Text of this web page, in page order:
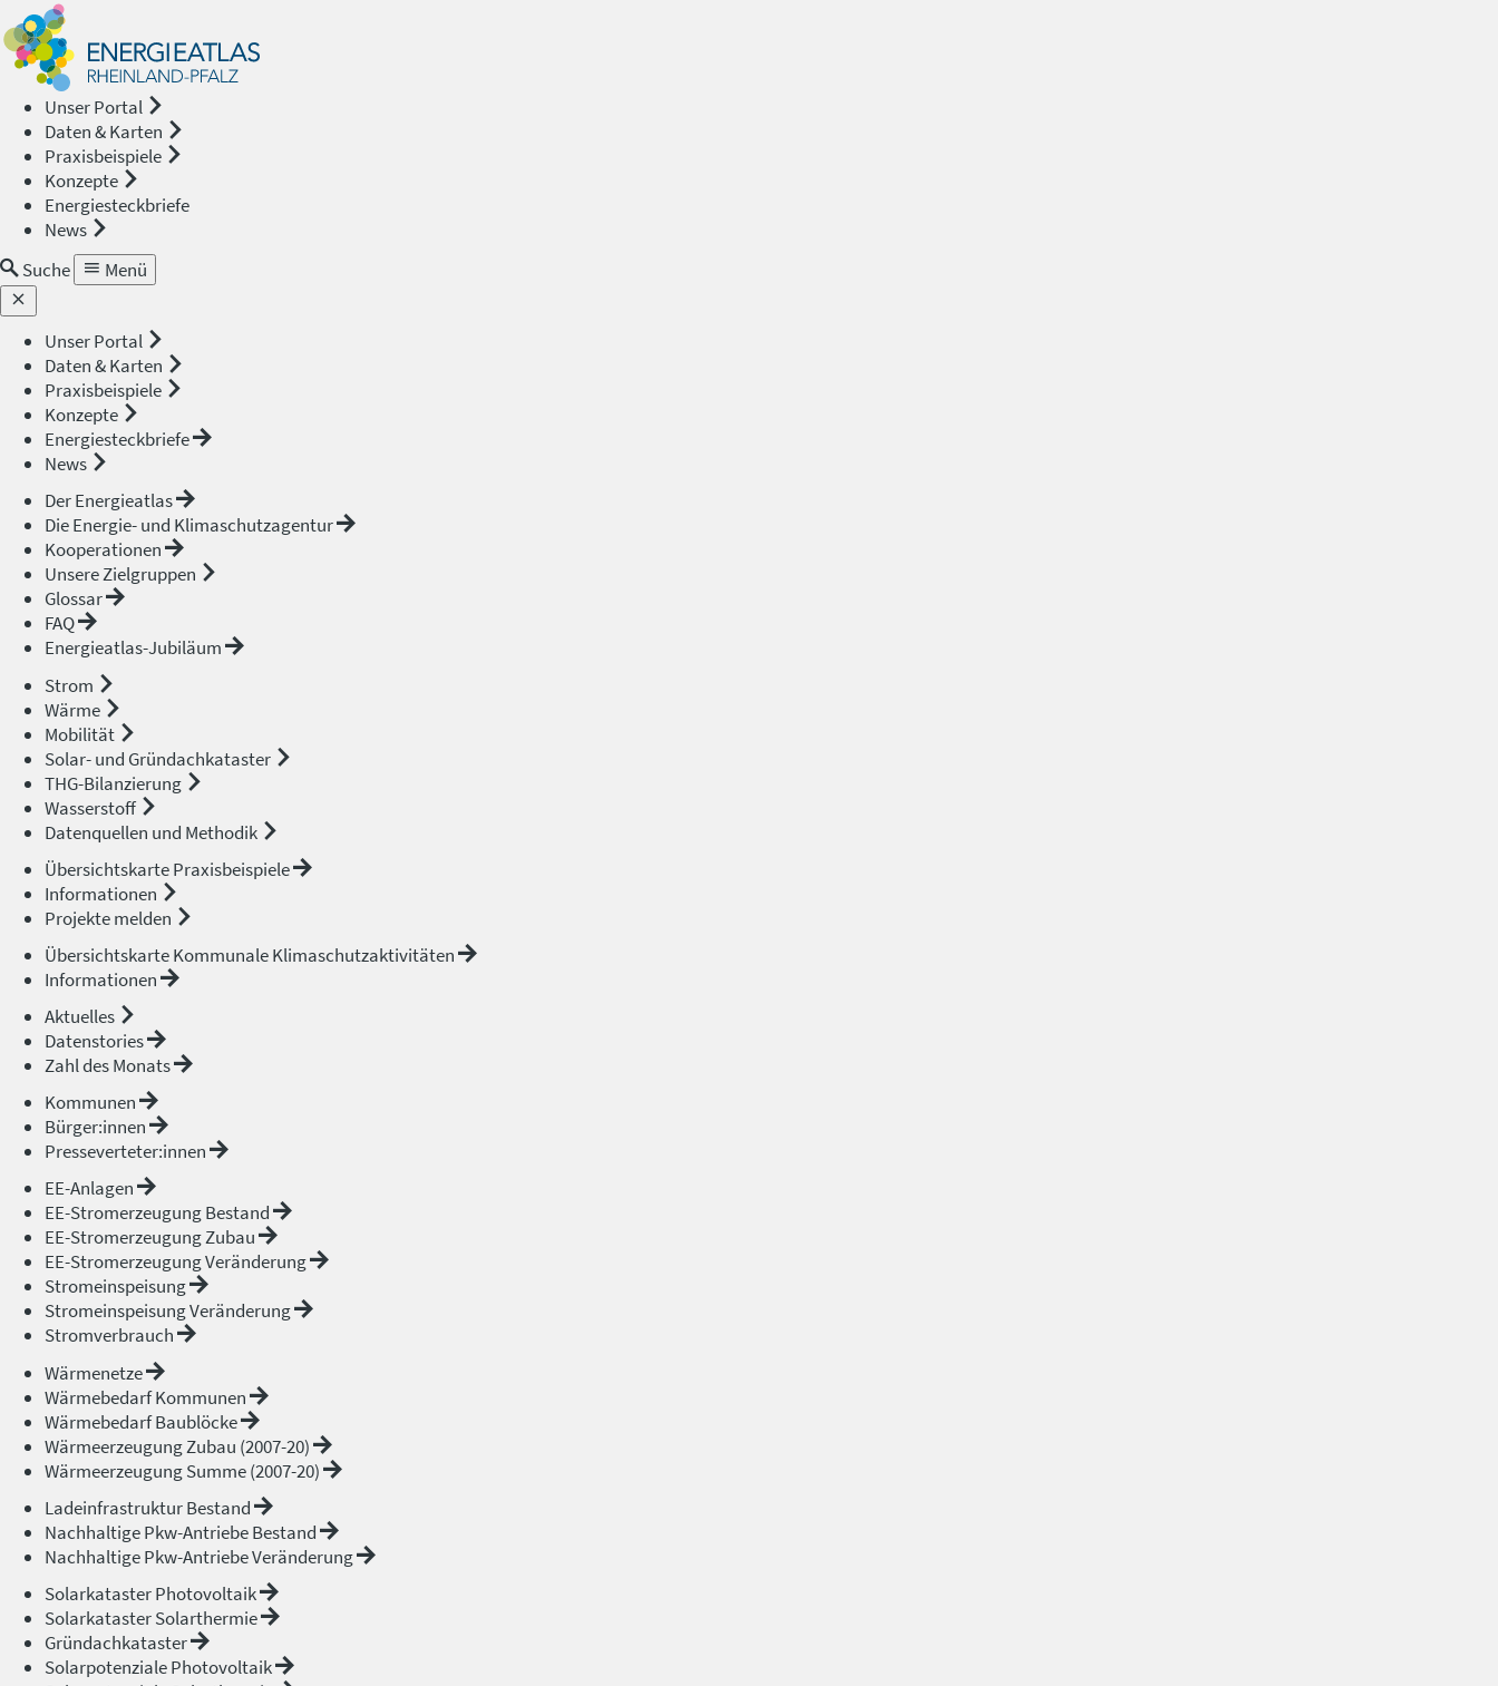
Unser Portal
Daten & Karten
Praxisbeispiele
Konzepte
Energiesteckbriefe
News
Suche
Menü
Unser Portal
Daten & Karten
Praxisbeispiele
Konzepte
Energiesteckbriefe
News
Der Energieatlas
Die Energie- und Klimaschutzagentur
Kooperationen
Unsere Zielgruppen
Glossar
FAQ
Energieatlas-Jubiläum
Strom
Wärme
Mobilität
Solar- und Gründachkataster
THG-Bilanzierung
Wasserstoff
Datenquellen und Methodik
Übersichtskarte Praxisbeispiele
Informationen
Projekte melden
Übersichtskarte Kommunale Klimaschutzaktivitäten
Informationen
Aktuelles
Datenstories
Zahl des Monats
Kommunen
Bürger:innen
Presseverteter:innen
EE-Anlagen
EE-Stromerzeugung Bestand
EE-Stromerzeugung Zubau
EE-Stromerzeugung Veränderung
Stromeinspeisung
Stromeinspeisung Veränderung
Stromverbrauch
Wärmenetze
Wärmebedarf Kommunen
Wärmebedarf Baublöcke
Wärmeerzeugung Zubau (2007-20)
Wärmeerzeugung Summe (2007-20)
Ladeinfrastruktur Bestand
Nachhaltige Pkw-Antriebe Bestand
Nachhaltige Pkw-Antriebe Veränderung
Solarkataster Photovoltaik
Solarkataster Solarthermie
Gründachkataster
Solarpotenziale Photovoltaik